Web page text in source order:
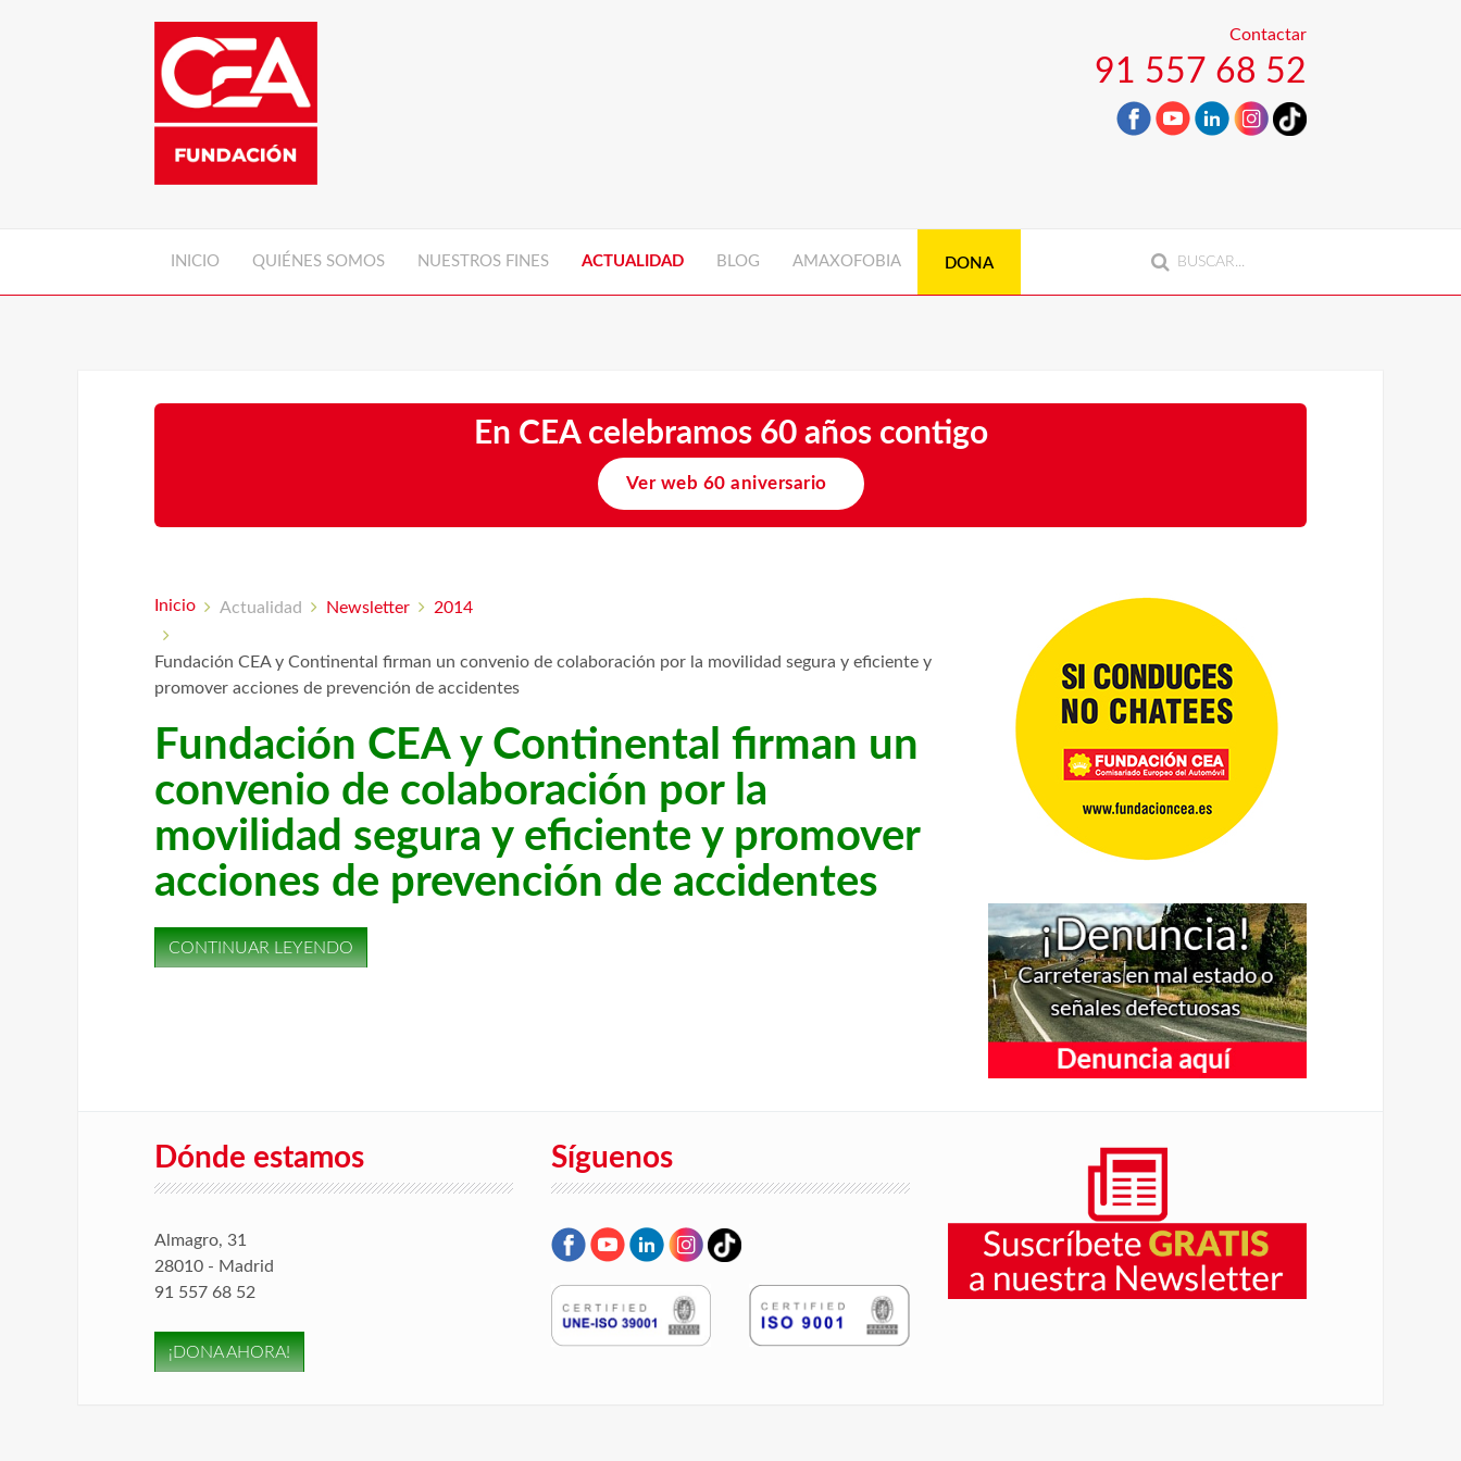
Contactar
91 557 68 52
INICIO QUIÉNES SOMOS NUESTROS FINES ACTUALIDAD BLOG AMAXOFOBIA DONA
En CEA celebramos 60 años contigo
Ver web 60 aniversario
Inicio Actualidad Newsletter 2014
Fundación CEA y Continental firman un convenio de colaboración por la movilidad segura y eficiente y
promover acciones de prevención de accidentes
Fundación CEA y Continental firman un
convenio de colaboración por la
movilidad segura y eficiente y promover
acciones de prevención de accidentes
CONTINUAR LEYENDO
Dónde estamos
Almagro, 31
28010 - Madrid
91 557 68 52
¡DONA AHORA!
Síguenos